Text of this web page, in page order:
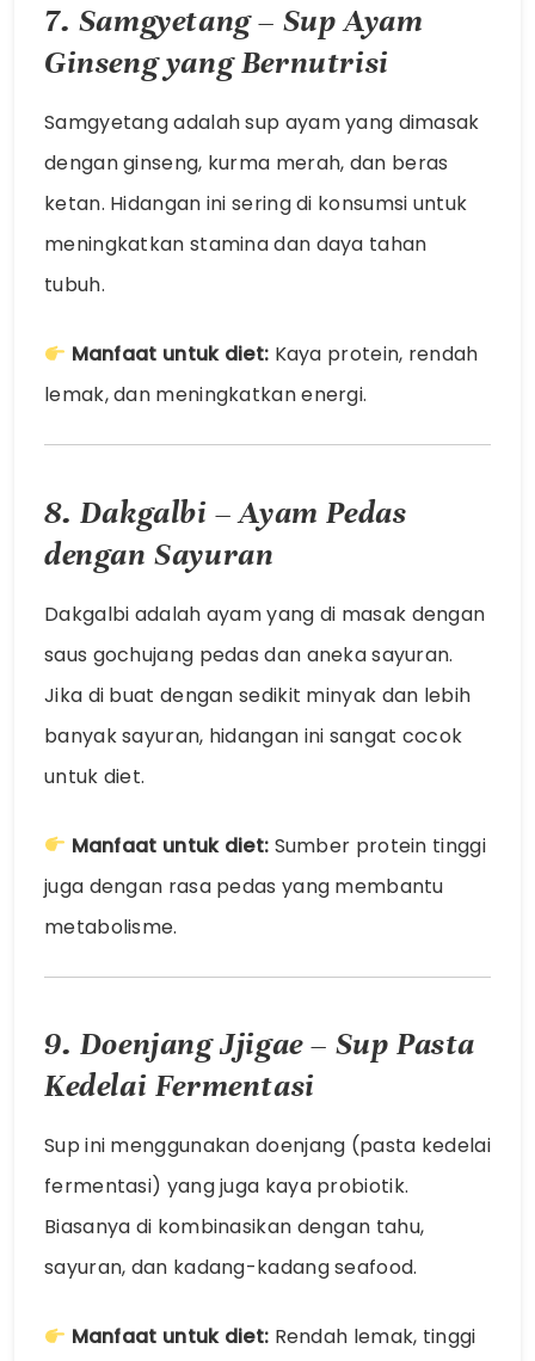
7. Samgyetang – Sup Ayam
Ginseng yang Bernutrisi
Samgyetang adalah sup ayam yang dimasak
dengan ginseng, kurma merah, dan beras
ketan. Hidangan ini sering di konsumsi untuk
meningkatkan stamina dan daya tahan
tubuh.
Manfaat untuk diet: Kaya protein, rendah
lemak, dan meningkatkan energi.
8. Dakgalbi – Ayam Pedas
dengan Sayuran
Dakgalbi adalah ayam yang di masak dengan
saus gochujang pedas dan aneka sayuran.
Jika di buat dengan sedikit minyak dan lebih
banyak sayuran, hidangan ini sangat cocok
untuk diet.
Manfaat untuk diet: Sumber protein tinggi
juga dengan rasa pedas yang membantu
metabolisme.
9. Doenjang Jjigae – Sup Pasta
Kedelai Fermentasi
Sup ini menggunakan doenjang (pasta kedelai
fermentasi) yang juga kaya probiotik.
Biasanya di kombinasikan dengan tahu,
sayuran, dan kadang-kadang seafood.
Manfaat untuk diet: Rendah lemak, tinggi